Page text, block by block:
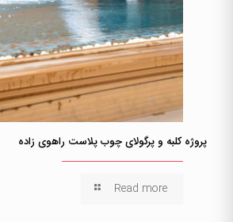
پروژه کلبه و پرگولای چوب پلاست راهوی زاده
Read more